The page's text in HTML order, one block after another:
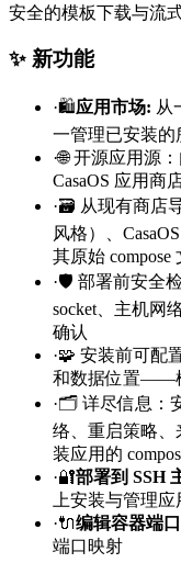
安全的模板下载与流
✨ 新功能
·🛍️应用市场: 从
一管理已安装的
·🌐 开源应用源
CasaOS 应用商
·🗃️ 从现有商店导
风格）、
其原始 compose
·🛡️ 部署前安全
socket、主机网
确认
·🧩 安装前可配
和数据位置——
·🗂️ 详尽信息：
络、重启策略
装应用的
·🔐部署到 SSH
上安装与管理应
·🔌编辑容器端口
端口映射